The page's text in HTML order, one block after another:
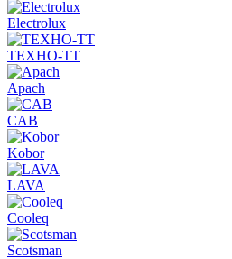
Electrolux
ТЕХНО-ТТ
Apach
CAB
Kobor
LAVA
Cooleq
Scotsman